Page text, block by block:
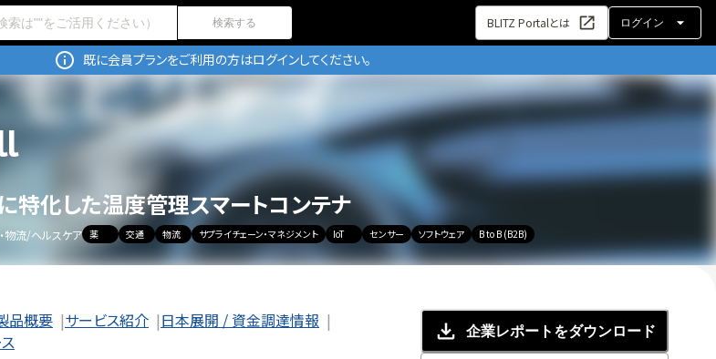
検索する BLITZ Portalとは ログイン
既に会員プランをご利用の方はログインしてください。
特化した温度管理スマートコンテナ
物流/ヘルスケア 薬 交通 物流 サプライチェーン・マネジメント IoT センサー ソフトウェア B to B (B2B)
品概要 サービス紹介 日本展開 / 資金調達情報 企業レポート をダウンロード